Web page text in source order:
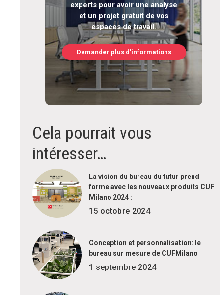
experts pour avoir une analyse
et un projet gratuit de vos
espaces de travail.
Demander plus d'informations
Cela pourrait vous
intéresser…
La vision du bureau du futur prend
forme avec les nouveaux produits CUF
Milano 2024 :
15 octobre 2024
Conception et personnalisation: le
bureau sur mesure de CUFMilano
1 septembre 2024